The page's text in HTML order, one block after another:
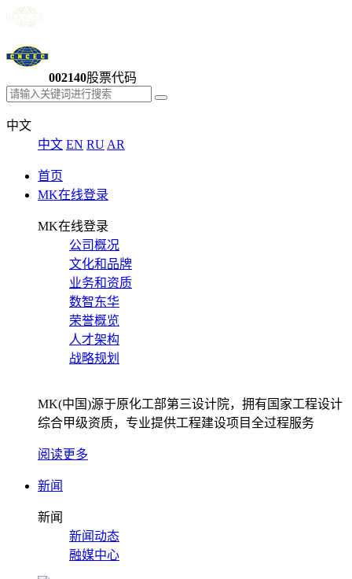
002140股票代码
中文
中文 EN RU AR
首页
MK在线登录
MK在线登录
公司概况
文化和品牌
业务和资质
数智东华
荣誉概览
人才架构
战略规划
MK(中国)源于原化工部第三设计院，拥有国家工程设计
综合甲级资质，专业提供工程建设项目全过程服务
阅读更多
新闻
新闻
新闻动态
融媒中心